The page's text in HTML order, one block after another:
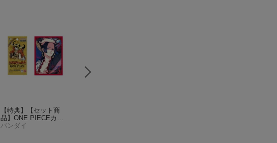
【特典】【セット商
品】ONE PIECEカー
ドゲーム ブースタ
バンダイ